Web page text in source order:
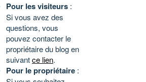
Pour les visiteurs :
Si vous avez des
questions, vous
pouvez contacter le
propriétaire du blog en
suivantce lien.
Pour le propriétaire :